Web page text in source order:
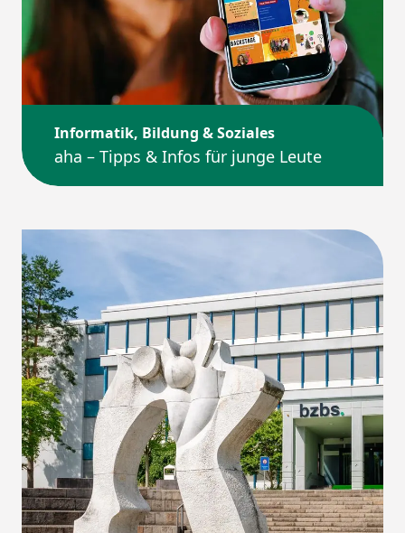
Informatik, Bildung & Soziales
aha – Tipps & Infos für junge Leute